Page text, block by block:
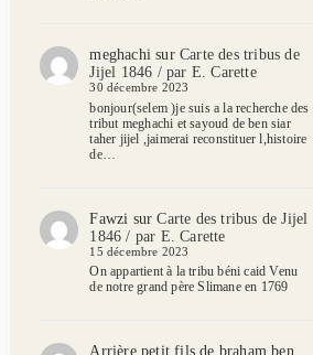
meghachisur Carte des tribus de
Jijel 1846 / par E. Carette
30 décembre 2023
bonjour(selem )je suis a la recherche des
tribut meghachi et sayoud de ben siar
taher jijel ,jaimerai reconstituer l,histoire
de…
Fawzi surCarte des tribus de Jijel
1846 / par E. Carette
15 décembre 2023
On appartient à la tribu béni caid Venu
de notre grand père Slimane en 1769
Arrière petit fils de braham ben